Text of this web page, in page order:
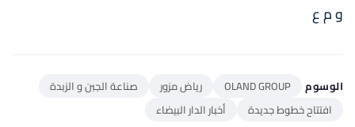
و م ع
الوسوم OLAND GROUP رياض مزور
صناعة الجبن و الزبدة
افتتاح خطوط جديدة
أخبار الدار البيضاء